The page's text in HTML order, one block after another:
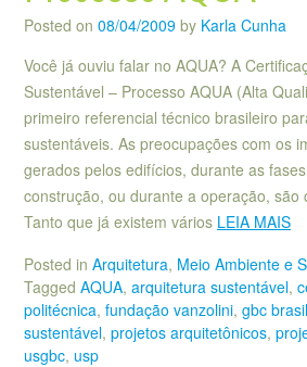
Posted on 08/04/2009 by Karla Cunha
Você já ouviu falar no AQUA? A
Sustentável – Processo AQUA (Alta
primeiro referencial técnico brasileiro
sustentáveis. As preocupações com os
gerados pelos edifícios, durante as
construção, ou durante a operação, são
Tanto que já existem vários LEIA MAIS
Posted in Arquitetura, Meio Ambiente e
Tagged AQUA, arquitetura sustentável,
politécnica, fundação vanzolini, gbc brasil
sustentável, projetos arquitetônicos,
usgbc, usp